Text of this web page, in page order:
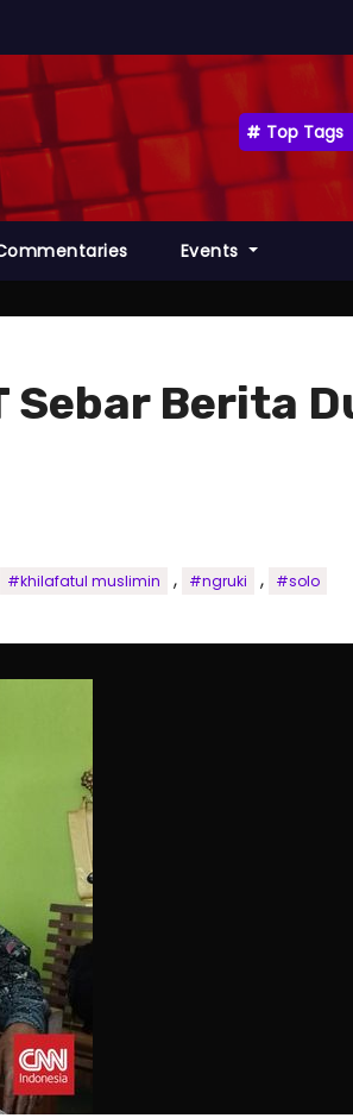
Top Tags
Events
Sebar Berita
#khilafatul muslimin , #ngruki , #solo